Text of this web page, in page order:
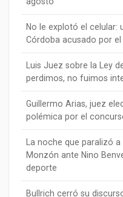
No le explotó el celular:
Córdoba acusado por
Luis Juez sobre la Ley
perdimos, no fuimos
Guillermo Arias, juez
polémica por el
La noche que paralizó
Monzón ante Nino
deporte
Bullrich cerró su